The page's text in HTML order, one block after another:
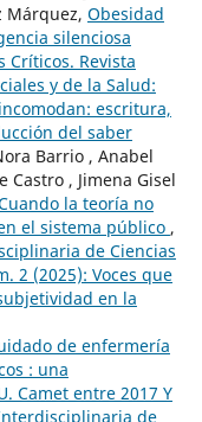
Márquez, Obesidad
silenciosa
Críticos. Revista
y de la Salud:
escritura,
del saber
Barrio , Anabel
Castro , Jimena Gisel
la teoría no
el sistema público ,
de Ciencias
2 (2025): Voces que
en la
de enfermería
: una
Camet entre 2017 Y
de